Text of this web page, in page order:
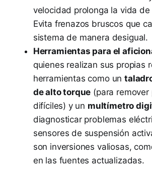
velocidad prolonga la vida de
Evita frenazos bruscos que
sistema de manera desigual.
Herramientas para el
quienes realizan sus propias
herramientas como un
de alto torque (para remover
difíciles) y un multímetro
diagnosticar problemas
sensores de suspensión
son inversiones valiosas,
en las fuentes actualizadas.